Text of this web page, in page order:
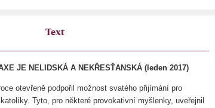
Text
JE NELIDSKÁ A NEKŘESŤANSKÁ (leden 2017)
otevřeně podpořil možnost svatého přijímání pro
Tyto, pro některé provokativní myšlenky, uveřejnil